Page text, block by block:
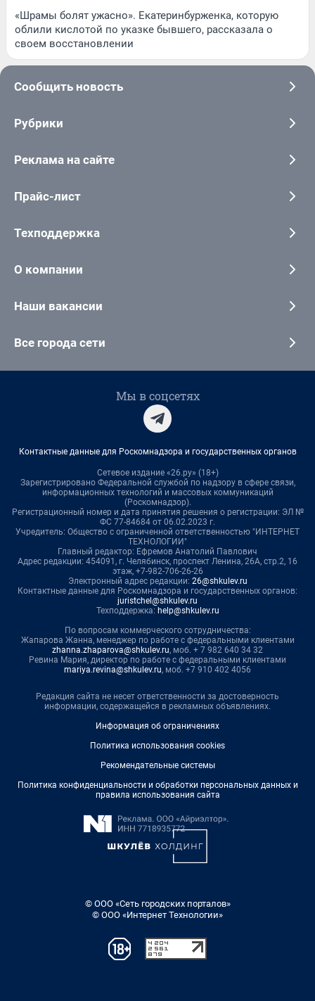
«Шрамы болят ужасно». Екатеринбурженка, которую
облили кислотой по указке бывшего, рассказала о
своем восстановлении
Сообщить новость
Рубрики
Реклама на сайте
Прайс-лист
Техподдержка
О компании
Наши вакансии
Все города сети
Мы в соцсетях
Контактные данные для Роскомнадзора и государственных органов
Сетевое издание «26.ру» (18+)
Зарегистрировано Федеральной службой по надзору в сфере связи,
информационных технологий и массовых коммуникаций
(Роскомнадзор).
Регистрационный номер и дата принятия решения о регистрации: ЭЛ №
ФС 77-84684 от 06.02.2023 г.
Учредитель: Общество с ограниченной ответственностью "ИНТЕРНЕТ
ТЕХНОЛОГИИ"
Главный редактор: Ефремов Анатолий Павлович
Адрес редакции: 454091, г. Челябинск, проспект Ленина, 26А, стр.2, 16
этаж, +7-982-706-26-26
Электронный адрес редакции: 26@shkulev.ru
Контактные данные для Роскомнадзора и государственных органов:
juristchel@shkulev.ru
Техподдержка: help@shkulev.ru
По вопросам коммерческого сотрудничества:
Жапарова Жанна, менеджер по работе с федеральными клиентами
zhanna.zhaparova@shkulev.ru, моб. + 7 982 640 34 32
Ревина Мария, директор по работе с федеральными клиентами
mariya.revina@shkulev.ru, моб. +7 910 402 4056
Редакция сайта не несет ответственности за достоверность
информации, содержащейся в рекламных объявлениях.
Информация об ограничениях
Политика использования cookies
Рекомендательные системы
Политика конфиденциальности и обработки персональных данных и
правила использования сайта
© ООО «Сеть городских порталов»
© ООО «Интернет Технологии»